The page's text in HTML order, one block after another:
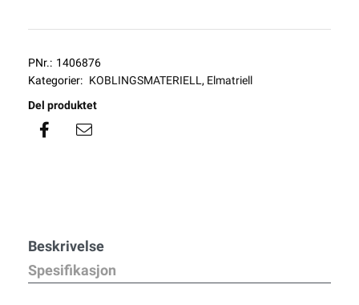
PNr.: 1406876
Kategorier: KOBLINGSMATERIELL , Elmatriell
Del produktet
Beskrivelse
Spesifikasjon